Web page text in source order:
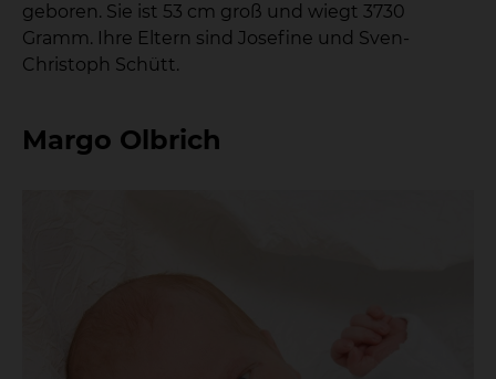
geboren. Sie ist 53 cm groß und wiegt 3730
Gramm. Ihre Eltern sind Josefine und Sven-
Christoph Schütt.
Margo Olbrich